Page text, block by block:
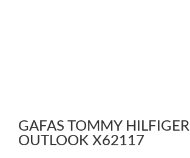
GAFAS TOMMY HILFIGER
OUTLOOK X62117